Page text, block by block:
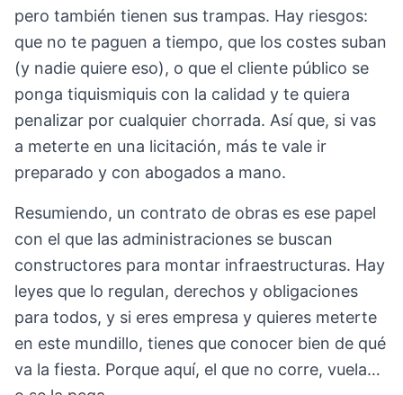
pero también tienen sus trampas. Hay riesgos:
que no te paguen a tiempo, que los costes suban
(y nadie quiere eso), o que el cliente público se
ponga tiquismiquis con la calidad y te quiera
penalizar por cualquier chorrada. Así que, si vas
a meterte en una licitación, más te vale ir
preparado y con abogados a mano.
Resumiendo, un contrato de obras es ese papel
con el que las administraciones se buscan
constructores para montar infraestructuras. Hay
leyes que lo regulan, derechos y obligaciones
para todos, y si eres empresa y quieres meterte
en este mundillo, tienes que conocer bien de qué
va la fiesta. Porque aquí, el que no corre, vuela…